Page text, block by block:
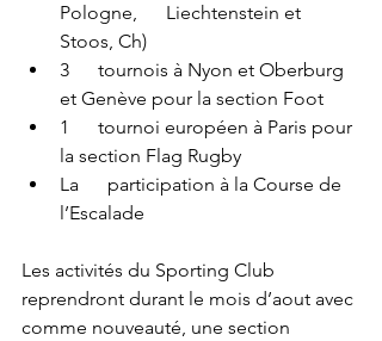
Pologne,      Liechtenstein et
Stoos, Ch)
3      tournois à Nyon et Oberburg
et Genève pour la section Foot
1      tournoi européen à Paris pour
la section Flag Rugby
La      participation à la Course de
l’Escalade
Les activités du Sporting Club
reprendront durant le mois d’aout avec
comme nouveauté, une section